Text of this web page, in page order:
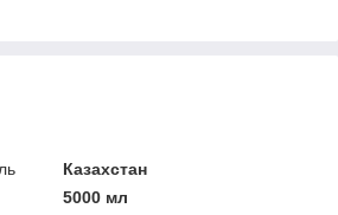
Казахстан
5000 мл